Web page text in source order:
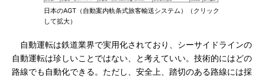
日本のAGT（自動案内軌条式旅客輸送システム）（クリック
して拡大）
自動運転は鉄道業界で実用化されており、シーサイドラインの
自動運転は珍しいことではない、と考えていい。技術的にはどの
路線でも自動化できる。ただし、安全上、踏切のある路線には採